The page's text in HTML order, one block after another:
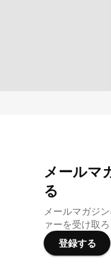
メールマ
る
メールマガジ
ァーを受け取ろ
登録する